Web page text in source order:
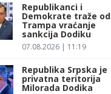
Republikanci i
Demokrate traže od
Trampa vraćanje
sankcija Dodiku
07.08.2026 | 11:19
Republika Srpska je
privatna teritorija
Milorada Dodika